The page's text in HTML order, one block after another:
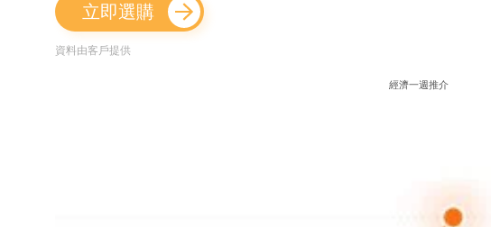
立即選購
資料由客戶提供
經濟一週推介